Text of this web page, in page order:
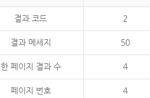
결과 코드 2
결과 메세지 50
한 페이지 결과 수 4
페이지 번호 4